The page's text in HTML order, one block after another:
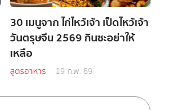
30 เมนูจาก ไก่ไหว้เจ้า เป็ดไหว้เจ้า
วันตรุษจีน 2569 กินซะอย่าให้
เหลือ
สูตรอาหาร 19 ก.พ. 69